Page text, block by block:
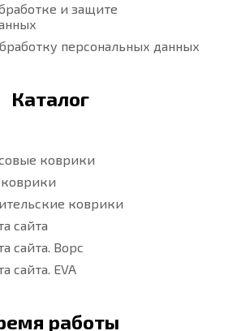
и защите
персональных данных
Каталог
коврики
коврики
коврики
сайта
сайта. Ворс
сайта. EVA
работы